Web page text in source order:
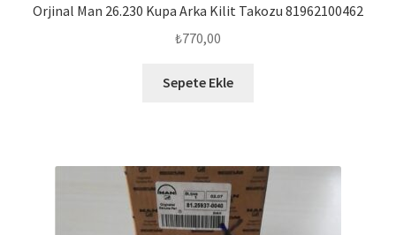
Orjinal Man 26.230 Kupa Arka Kilit Takozu 81962100462
₺770,00
Sepete Ekle